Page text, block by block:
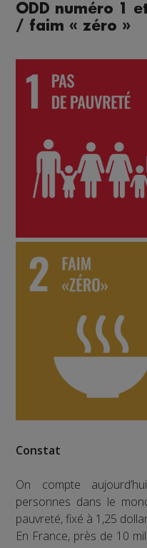
ODD numéro 1
/ faim « zéro »
Constat
On compte
personnes dans le
pauvreté, fixé à 1,25
En France, près de 10